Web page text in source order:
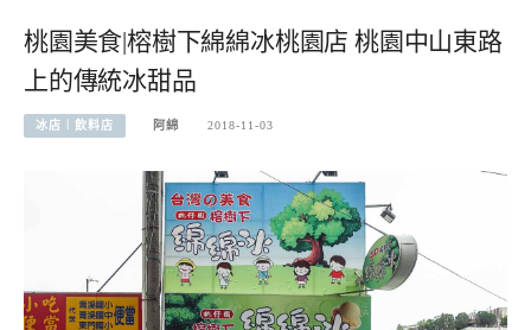
桃園美食|榕樹下綿綿冰桃園店 桃園中山東路
上的傳統冰甜品
冰店︱飲料店 阿綿 2018-11-03